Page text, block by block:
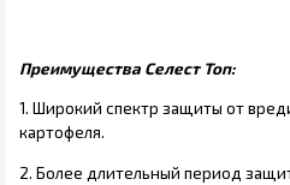
Преимущества Селест Топ:
1. Широкий спектр защиты от
картофеля.
2. Более длительный период